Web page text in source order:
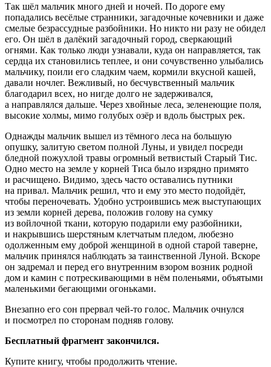
Так шёл мальчик много дней и ночей. По дороге ему
попадались весёлые странники, загадочные кочевники и даже
смелые безрассудные разбойники. Но никто ни разу не обидел
его. Он шёл в далёкий загадочный город, сверкающий
огнями. Как только люди узнавали, куда он направляется, так
сердца их становились теплее, и они сочувственно улыбались
мальчику, поили его сладким чаем, кормили вкусной кашей,
давали ночлег. Вежливый, но бесчувственный мальчик
благодарил всех, но нигде долго не задерживался,
а направлялся дальше. Через хвойные леса, зеленеющие поля,
высокие холмы, мимо голубых озёр и вдоль быстрых рек.
Однажды мальчик вышел из тёмного леса на большую
опушку, залитую светом полной Луны, и увидел посреди
бледной пожухлой травы огромный ветвистый Старый Тис.
Одно место на земле у корней Тиса было изрядно примято
и расчищено. Видимо, здесь часто оставались путники
на привал. Мальчик решил, что и ему это место подойдёт,
чтобы переночевать. Удобно устроившись меж выступающих
из земли корней дерева, положив голову на сумку
из войлочной ткани, которую подарили ему разбойники,
и накрывшись шерстяным клетчатым пледом, любезно
одолженным ему доброй женщиной в одной старой таверне,
мальчик принялся наблюдать за таинственной Луной. Вскоре
он задремал и перед его внутренним взором возник родной
дом и камин с потрескивающими в нём поленьями, объятыми
маленькими бегающими огоньками.
Внезапно его сон прервал чей-то голос. Мальчик очнулся
и посмотрел по сторонам подняв голову.
Бесплатный фрагмент закончился.
Купите книгу, чтобы продолжить чтение.